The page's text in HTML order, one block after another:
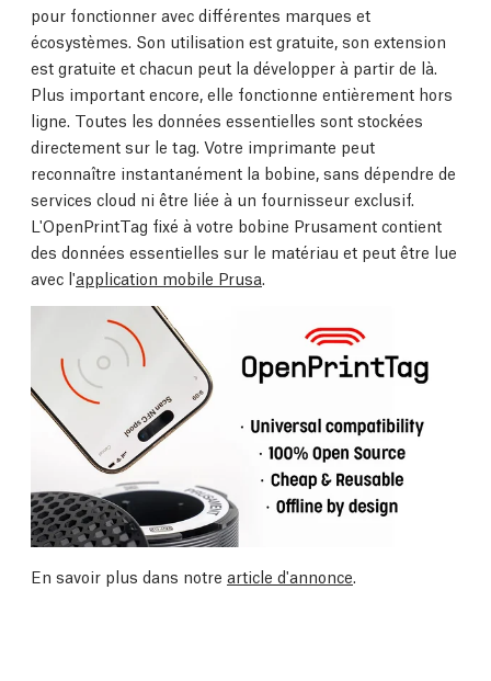
pour fonctionner avec différentes marques et
écosystèmes. Son utilisation est gratuite, son extension
est gratuite et chacun peut la développer à partir de là.
Plus important encore, elle fonctionne entièrement hors
ligne. Toutes les données essentielles sont stockées
directement sur le tag. Votre imprimante peut
reconnaître instantanément la bobine, sans dépendre de
services cloud ni être liée à un fournisseur exclusif.
L'OpenPrintTag fixé à votre bobine Prusament contient
des données essentielles sur le matériau et peut être lue
avec l'application mobile Prusa
En savoir plus dans notre article d'annonce